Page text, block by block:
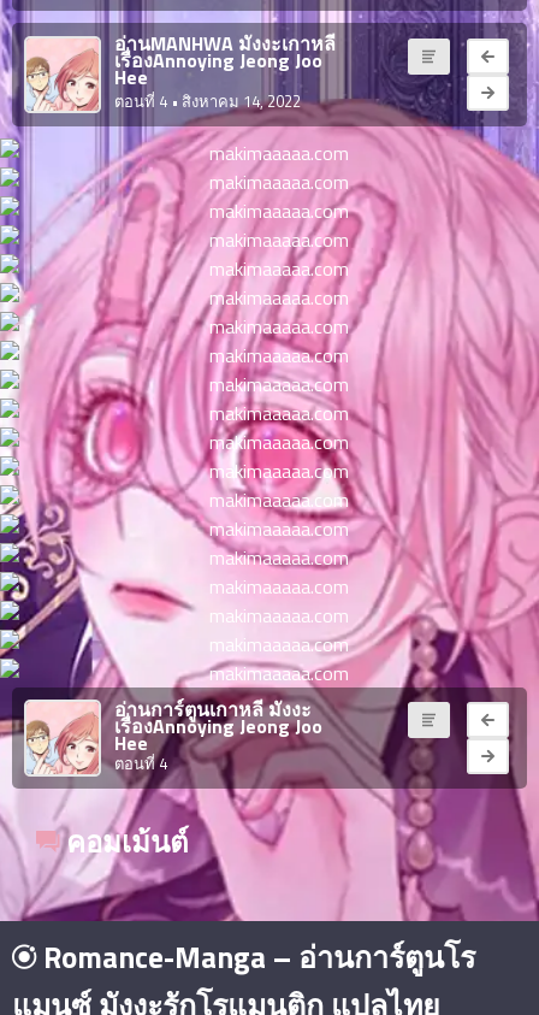
จบแล้ว
มังงะ NTR
บุ๊กมาร์ก
อ่านมังงะ
อ่านMANHWA มังงะเกาหลี
เรื่องAnnoying Jeong Joo
Hee
ตอนที่ 4 • สิงหาคม 14, 2022
อ่านการ์ตูนเกาหลี มังงะ
เรื่องAnnoying Jeong Joo
Hee
ตอนที่ 4
คอมเม้นต์
น
6
ตอน
ที่
น
7
ตอน
ที่
น
8
ตอน
ที่
น
9
ตอน
ที่
น
10
ตอน
ที่
ม
11
ตอน
ที่
ม
12
ตอน
ที่
13
ตอน
14
ตอน
ที่
ม
15
Romance-Manga – อ่านการ์ตูนโร